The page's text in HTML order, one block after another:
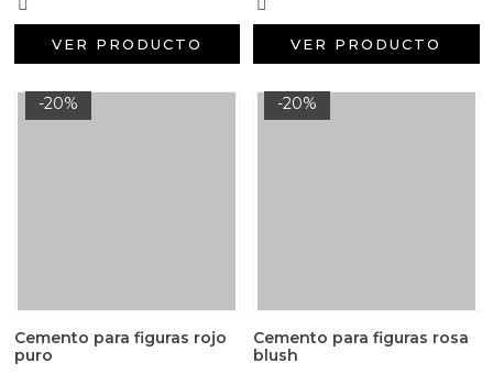
VER PRODUCTO VER PRODUCTO
-20%
Cemento para figuras rojo
puro
-20%
Cemento para figuras rosa
blush